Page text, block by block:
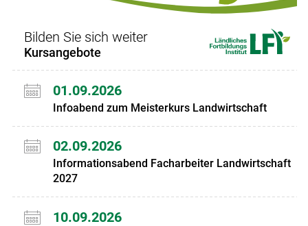
Bilden Sie sich weiter
Kursangebote
01.09.2026
Infoabend zum Meisterkurs Landwirtschaft
02.09.2026
Informationsabend Facharbeiter Landwirtschaft
2027
10.09.2026